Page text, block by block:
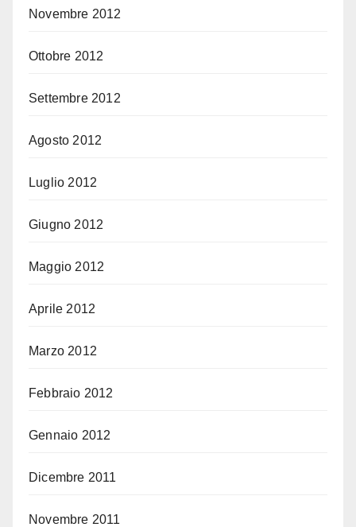
Novembre 2012
Ottobre 2012
Settembre 2012
Agosto 2012
Luglio 2012
Giugno 2012
Maggio 2012
Aprile 2012
Marzo 2012
Febbraio 2012
Gennaio 2012
Dicembre 2011
Novembre 2011